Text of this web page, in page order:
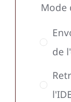
Mode
de